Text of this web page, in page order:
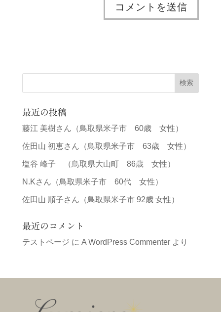
最近の投稿
藤江 美樹さん（鳥取県米子市 60歳 女性）
佐田山 初恵さん（鳥取県米子市 63歳 女性）
塩谷 峰子 （鳥取県大山町 86歳 女性）
N.Kさん（鳥取県米子市 60代 女性）
佐田山 順子さん（鳥取県米子市 92歳 女性）
最近のコメント
テストページ に A WordPress Commenterより